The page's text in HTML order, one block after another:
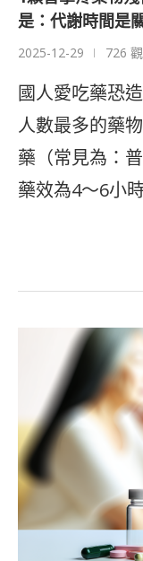
是：代謝時間是
2025-12-29 726
國人愛吃藥恐
人數最多的藥
藥（常見為：
藥效為4～6小